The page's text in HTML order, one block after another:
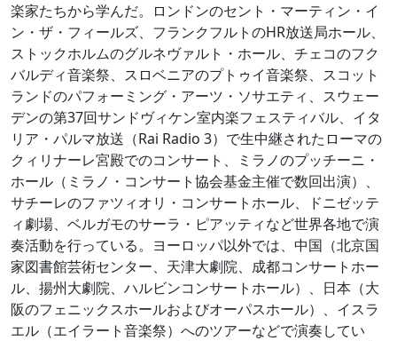
楽家たちから学んだ。ロンドンのセント・マーティン・イ
ン・ザ・フィールズ、フランクフルトのHR放送局ホール、
ストックホルムのグルネヴァルト・ホール、チェコのフク
バルディ音楽祭、スロベニアのプトゥイ音楽祭、スコット
ランドのパフォーミング・アーツ・ソサエティ、スウェー
デンの第37回サンドヴィケン室内楽フェスティバル、イタ
リア・パルマ放送（Rai Radio 3）で生中継されたローマの
クィリナーレ宮殿でのコンサート、ミラノのプッチーニ・
ホール（ミラノ・コンサート協会基金主催で数回出演）、
サチーレのファツィオリ・コンサートホール、ドニゼッテ
ィ劇場、ベルガモのサーラ・ピアッティなど世界各地で演
奏活動を行っている。ヨーロッパ以外では、中国（北京国
家図書館芸術センター、天津大劇院、成都コンサートホー
ル、揚州大劇院、ハルビンコンサートホール）、日本（大
阪のフェニックスホールおよびオーパスホール）、イスラ
エル（エイラート音楽祭）へのツアーなどで演奏してい